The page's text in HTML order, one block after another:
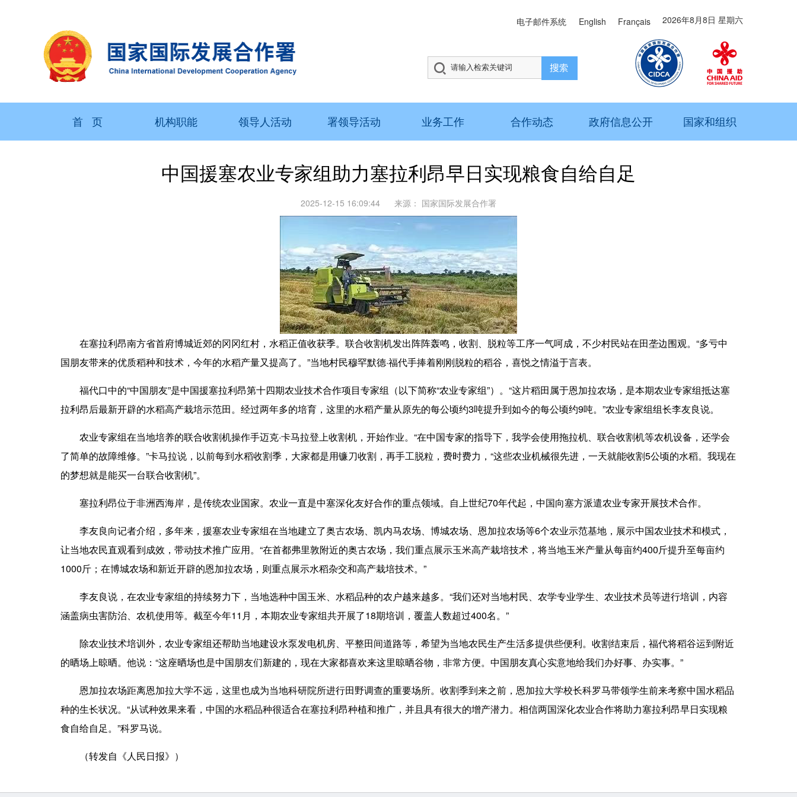
2026年8月8日 星期六
电子邮件系统 English Français
首 页 机构职能 领导人活动 署领导活动 业务工作 合作动态 政府信息公开 国家和组织
中国援塞农业专家组助力塞拉利昂早日实现粮食自给自足
2025-12-15 16:09:44 来源： 国家国际发展合作署
在塞拉利昂南方省首府博城近郊的冈冈红村，水稻正值收获季。联合收割机发出阵阵轰鸣，收割、脱粒等工序一气呵成，不少村民站在田垄边围观。“多亏中
国朋友带来的优质稻种和技术，今年的水稻产量又提高了。”当地村民穆罕默德·福代手捧着刚刚脱粒的稻谷，喜悦之情溢于言表。
福代口中的“中国朋友”是中国援塞拉利昂第十四期农业技术合作项目专家组（以下简称“农业专家组”）。“这片稻田属于恩加拉农场，是本期农业专家组抵达塞
拉利昂后最新开辟的水稻高产栽培示范田。经过两年多的培育，这里的水稻产量从原先的每公顷约3吨提升到如今的每公顷约9吨。”农业专家组组长李友良说。
农业专家组在当地培养的联合收割机操作手迈克·卡马拉登上收割机，开始作业。“在中国专家的指导下，我学会使用拖拉机、联合收割机等农机设备，还学会
了简单的故障维修。”卡马拉说，以前每到水稻收割季，大家都是用镰刀收割，再手工脱粒，费时费力，“这些农业机械很先进，一天就能收割5公顷的水稻。我现在
的梦想就是能买一台联合收割机”。
塞拉利昂位于非洲西海岸，是传统农业国家。农业一直是中塞深化友好合作的重点领域。自上世纪70年代起，中国向塞方派遣农业专家开展技术合作。
李友良向记者介绍，多年来，援塞农业专家组在当地建立了奥古农场、凯内马农场、博城农场、恩加拉农场等6个农业示范基地，展示中国农业技术和模式，
让当地农民直观看到成效，带动技术推广应用。“在首都弗里敦附近的奥古农场，我们重点展示玉米高产栽培技术，将当地玉米产量从每亩约400斤提升至每亩约
1000斤；在博城农场和新近开辟的恩加拉农场，则重点展示水稻杂交和高产栽培技术。”
李友良说，在农业专家组的持续努力下，当地选种中国玉米、水稻品种的农户越来越多。“我们还对当地村民、农学专业学生、农业技术员等进行培训，内容
涵盖病虫害防治、农机使用等。截至今年11月，本期农业专家组共开展了18期培训，覆盖人数超过400名。”
除农业技术培训外，农业专家组还帮助当地建设水泵发电机房、平整田间道路等，希望为当地农民生产生活多提供些便利。收割结束后，福代将稻谷运到附近
的晒场上晾晒。他说：“这座晒场也是中国朋友们新建的，现在大家都喜欢来这里晾晒谷物，非常方便。中国朋友真心实意地给我们办好事、办实事。”
恩加拉农场距离恩加拉大学不远，这里也成为当地科研院所进行田野调查的重要场所。收割季到来之前，恩加拉大学校长科罗马带领学生前来考察中国水稻品
种的生长状况。“从试种效果来看，中国的水稻品种很适合在塞拉利昂种植和推广，并且具有很大的增产潜力。相信两国深化农业合作将助力塞拉利昂早日实现粮
食自给自足。”科罗马说。
（转发自《人民日报》）